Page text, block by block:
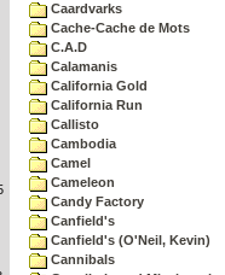
Caardvarks
Cache-Cache de Mots
C.A.D
Calamanis
California Gold
California Run
Callisto
Cambodia
Camel
Cameleon
Candy Factory
Canfield's
Canfield's (O'Neil, Kevin)
Cannibals